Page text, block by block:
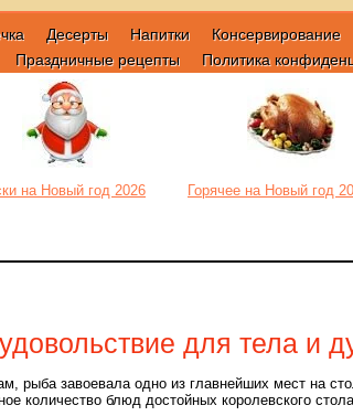
Десерты Напитки Консервирование
Праздничные рецепты Политика
на Новый год 2026 Горячее на Новый год
для тела и
рыба завоевала одно из главнейших мест на
количество блюд достойных королевского стола.